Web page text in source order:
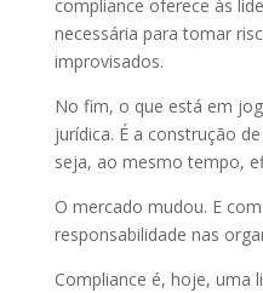
compliance oferece às
necessária para tomar
improvisados.
No fim, o que está em
jurídica. É a construção
seja, ao mesmo tempo,
O mercado mudou. E
responsabilidade nas
Compliance é, hoje,